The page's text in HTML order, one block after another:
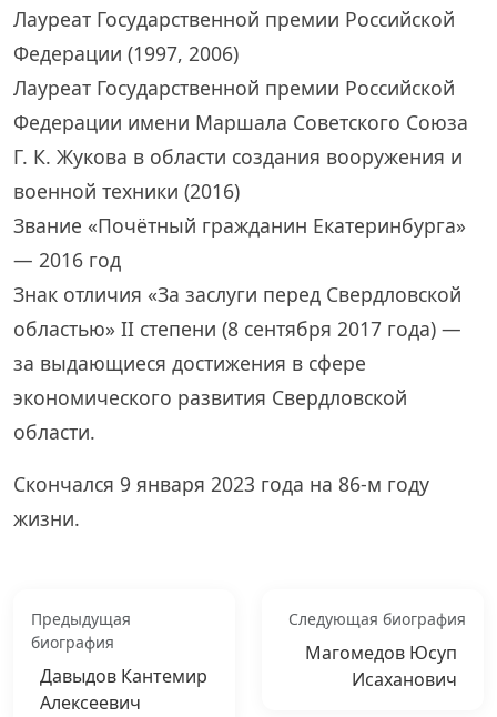
Лауреат Государственной премии Российской
Федерации (1997, 2006)
Лауреат Государственной премии Российской
Федерации имени Маршала Советского Союза
Г. К. Жукова в области создания вооружения и
военной техники (2016)
Звание «Почётный гражданин Екатеринбурга»
— 2016 год
Знак отличия «За заслуги перед Свердловской
областью» II степени (8 сентября 2017 года) —
за выдающиеся достижения в сфере
экономического развития Свердловской
области.
Скончался 9 января 2023 года на 86-м году
жизни.
Предыдущая
биография
Давыдов Кантемир
Алексеевич
Следующая биография
Магомедов Юсуп
Исаханович